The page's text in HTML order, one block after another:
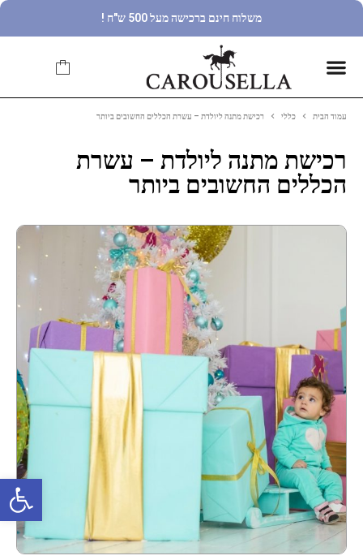
פתח סרגל נגישות
משלוח חינם ברכישה מעל 500 ש"ח !
עמוד הבית כללי רכישת מתנה ליולדת – עשרת הכללים החשובים ביותר
רכישת מתנה ליולדת – עשרת
הכללים החשובים ביותר